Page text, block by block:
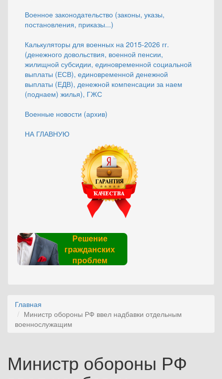
Военное законодательство (законы, указы,
постановления, приказы...)
Калькуляторы для военных на 2015-2026 гг.
(денежного довольствия, военной пенсии,
жилищной субсидии, единовременной социальной
выплаты (ЕСВ), единовременной денежной
выплаты (ЕДВ), денежной компенсации за наем
(поднаем) жилья), ГЖС
Военные новости (архив)
НА ГЛАВНУЮ
Решение
гражданских
проблем
Главная
Министр обороны РФ ввел надбавки отдельным
военнослужащим
Министр обороны РФ